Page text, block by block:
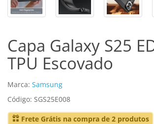
Capa Galaxy S25
TPU Escovado
Marca: Samsung
Código: SGS25E008
Frete Grátis na compra de 2 produtos